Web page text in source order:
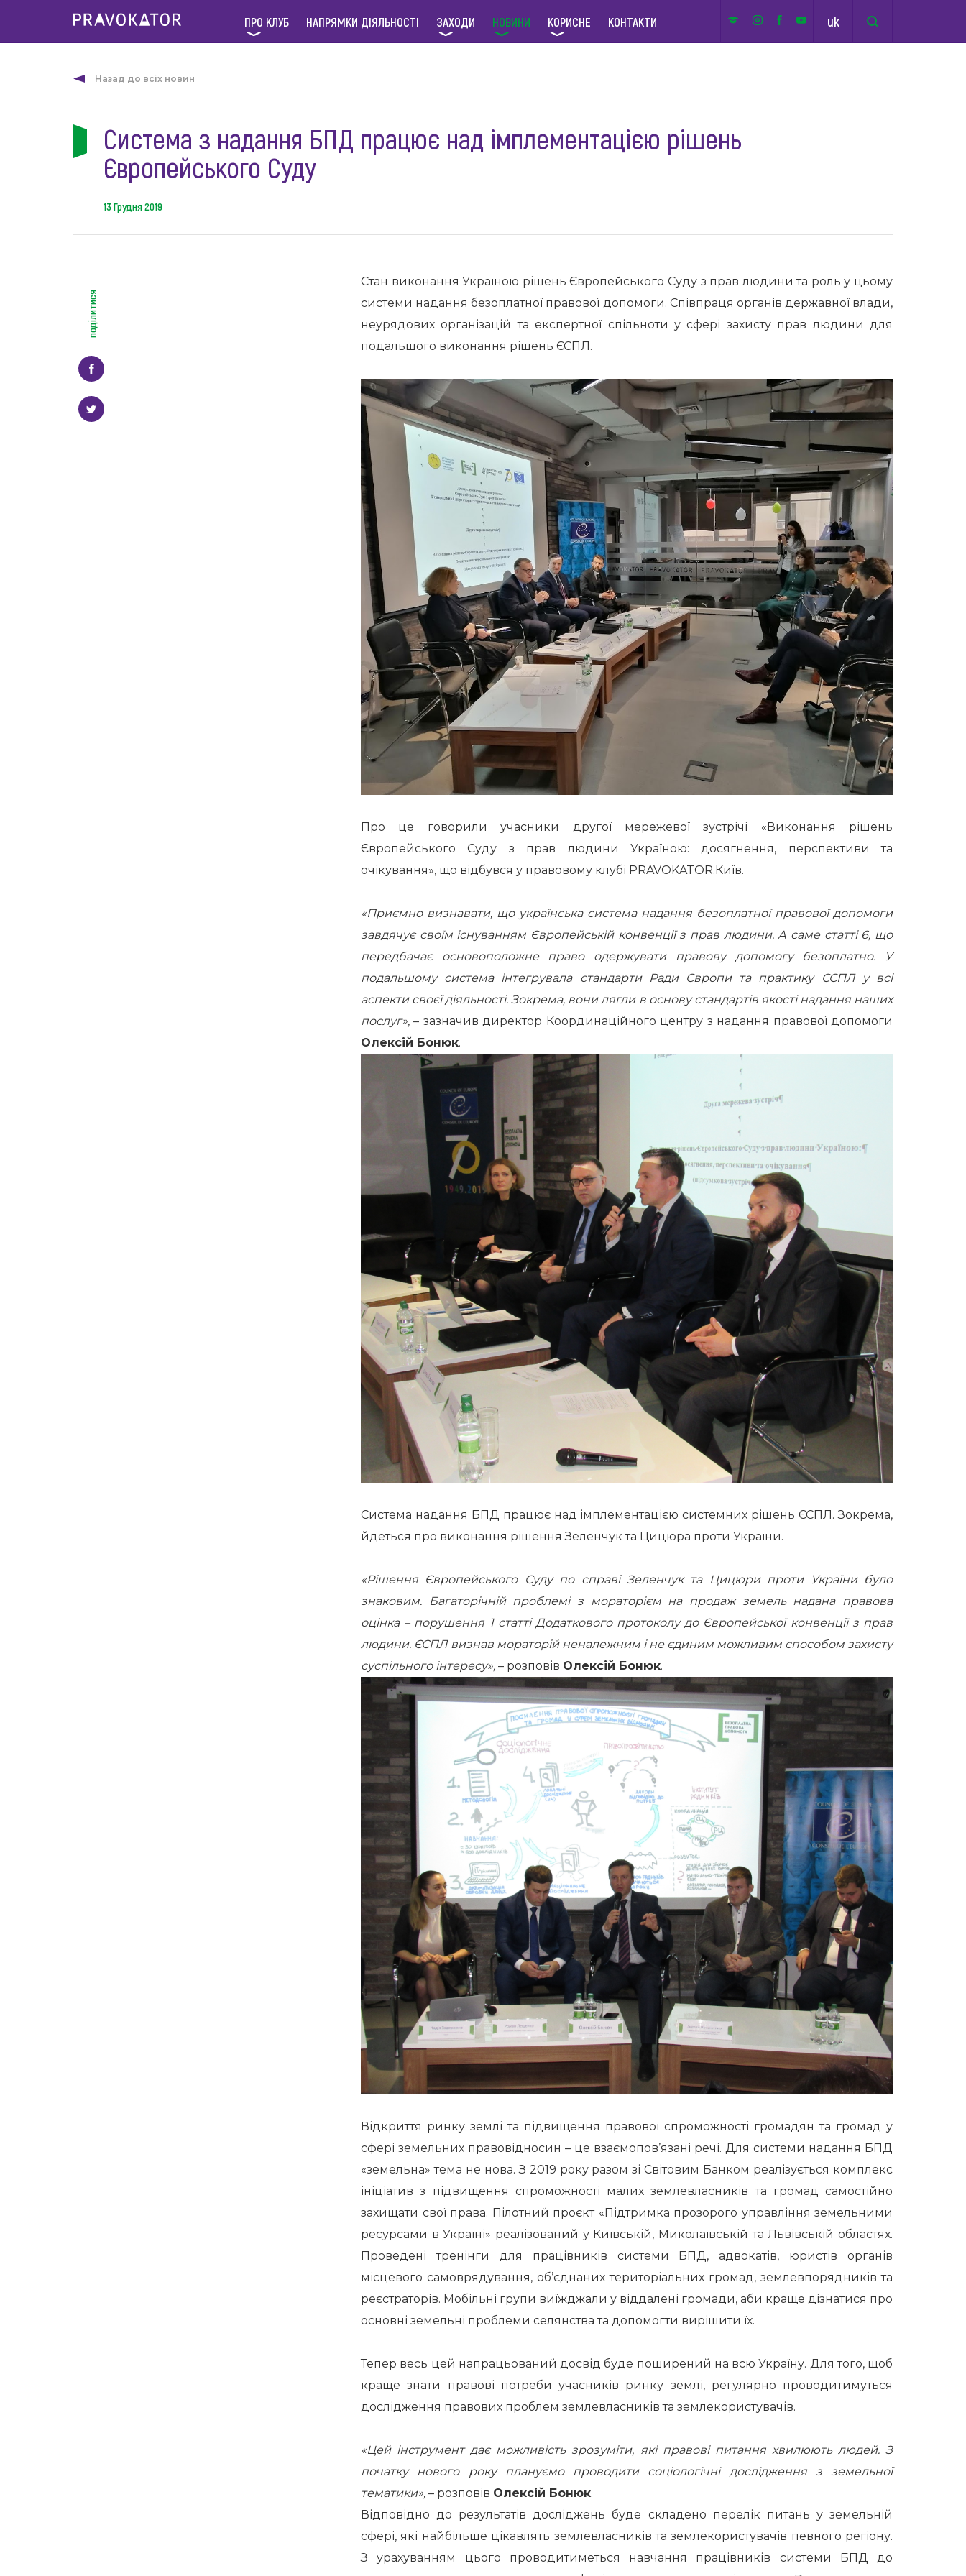
ПРО КЛУБ НАПРЯМКИ ДІЯЛЬНОСТІ ЗАХОДИ НОВИНИ КОРИСНЕ КОНТАКТИ uk
Назад до всіх новин
Система з надання БПД працює над імплементацією рішень
Європейського Суду
13 Грудня 2019
поділитися
Стан виконання Україною рішень Європейського Суду з прав людини та роль у цьому
системи надання безоплатної правової допомоги. Співпраця органів державної влади,
неурядових організацій та експертної спільноти у сфері захисту прав людини для
подальшого виконання рішень ЄСПЛ.
Про це говорили учасники другої мережевої зустрічі «Виконання рішень
Європейського Суду з прав людини Україною: досягнення, перспективи та
очікування», що відбувся у правовому клубі PRAVOKATOR.Київ.
«Приємно визнавати, що українська система надання безоплатної правової допомоги
завдячує своїм існуванням Європейській конвенції з прав людини. А саме статті 6, що
передбачає основоположне право одержувати правову допомогу безоплатно. У
подальшому система інтегрувала стандарти Ради Європи та практику ЄСПЛ у всі
аспекти своєї діяльності. Зокрема, вони лягли в основу стандартів якості надання наших
послуг», – зазначив директор Координаційного центру з надання правової допомоги
Олексій Бонюк.
Система надання БПД працює над імплементацією системних рішень ЄСПЛ. Зокрема,
йдеться про виконання рішення Зеленчук та Цицюра проти України.
«Рішення Європейського Суду по справі Зеленчук та Цицюри проти України було
знаковим. Багаторічній проблемі з мораторієм на продаж земель надана правова
оцінка – порушення 1 статті Додаткового протоколу до Європейської конвенції з прав
людини. ЄСПЛ визнав мораторій неналежним і не єдиним можливим способом захисту
суспільного інтересу», – розповів Олексій Бонюк.
Відкриття ринку землі та підвищення правової спроможності громадян та громад у
сфері земельних правовідносин – це взаємопов’язані речі. Для системи надання БПД
«земельна» тема не нова. З 2019 року разом зі Світовим Банком реалізується комплекс
ініціатив з підвищення спроможності малих землевласників та громад самостійно
захищати свої права. Пілотний проєкт «Підтримка прозорого управління земельними
ресурсами в Україні» реалізований у Київській, Миколаївській та Львівській областях.
Проведені тренінги для працівників системи БПД, адвокатів, юристів органів
місцевого самоврядування, об’єднаних територіальних громад, землевпорядників та
реєстраторів. Мобільні групи виїжджали у віддалені громади, аби краще дізнатися про
основні земельні проблеми селянства та допомогти вирішити їх.
Тепер весь цей напрацьований досвід буде поширений на всю Україну. Для того, щоб
краще знати правові потреби учасників ринку землі, регулярно проводитимуться
дослідження правових проблем землевласників та землекористувачів.
«Цей інструмент дає можливість зрозуміти, які правові питання хвилюють людей. З
початку нового року плануємо проводити соціологічні дослідження з земельної
тематики», – розповів Олексій Бонюк.
Відповідно до результатів досліджень буде складено перелік питань у земельній
сфері, які найбільше цікавлять землевласників та землекористувачів певного регіону.
З урахуванням цього проводитиметься навчання працівників системи БПД до